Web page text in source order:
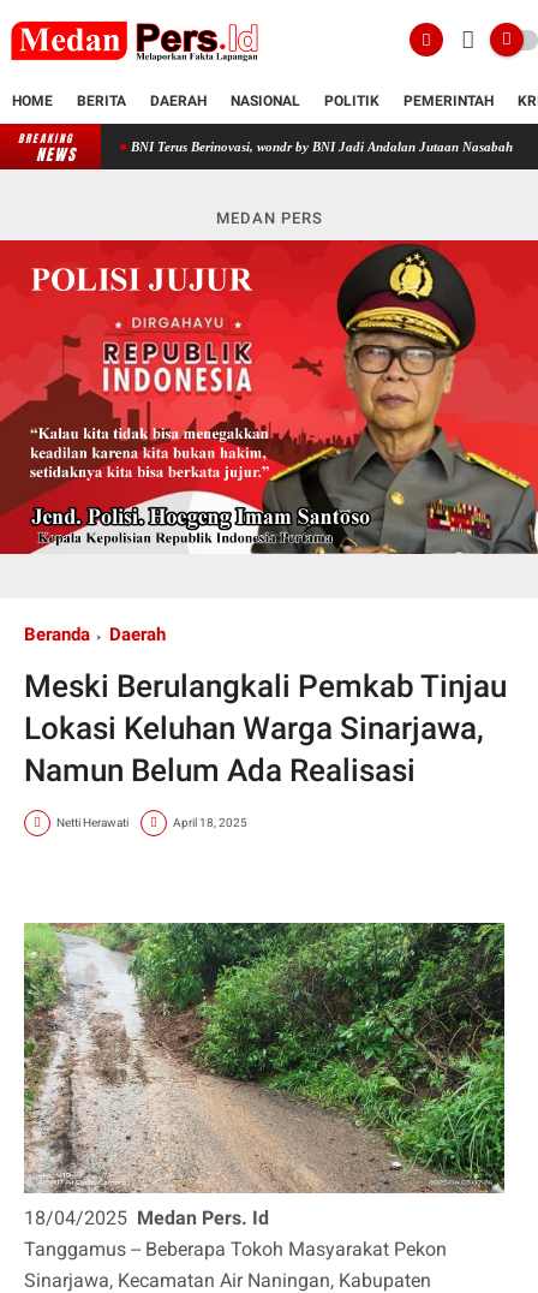
HOME BERITA DAERAH NASIONAL POLITIK PEMERINTAH
BREAKING
NEWSBNI Terus Berinovasi, wondr by BNI Jadi Andalan Jutaan Nasabah untuk
MEDAN PERS
Beranda Daerah
Meski Berulangkali Pemkab Tinjau
Lokasi Keluhan Warga Sinarjawa,
Namun Belum Ada Realisasi
Netti Herawati April 18, 2025
18/04/2025 Medan Pers. Id
Tanggamus -- Beberapa Tokoh Masyarakat Pekon
Sinarjawa, Kecamatan Air Naningan, Kabupaten